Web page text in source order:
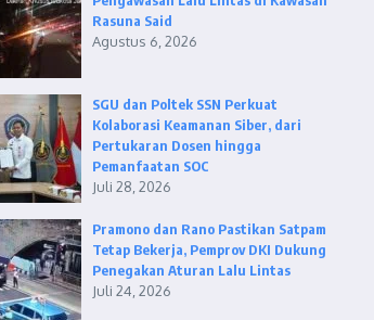
Rasuna Said
Agustus 6, 2026
SGU dan Poltek SSN Perkuat
Kolaborasi Keamanan Siber, dari
Pertukaran Dosen hingga
Pemanfaatan SOC
Juli 28, 2026
Pramono dan Rano Pastikan Satpam
Tetap Bekerja, Pemprov DKI Dukung
Penegakan Aturan Lalu Lintas
Juli 24, 2026